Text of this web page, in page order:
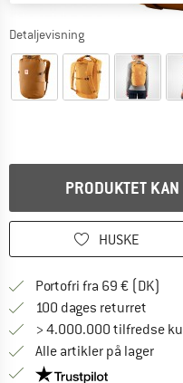
Detaljevisning
PRODUKTET
HUSKE
Portofri fra 69 € (DK)
100 dages returret
> 4.000.000 tilfredse
Alle artikler på lager
Vi er